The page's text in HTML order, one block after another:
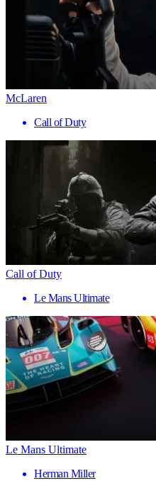
McLaren
Call of Duty
Call of Duty
Le Mans Ultimate
Le Mans Ultimate
Herman Miller